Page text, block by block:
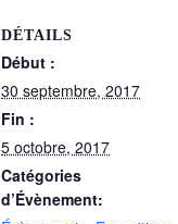
DÉTAILS
Début :
30 septembre, 2017
Fin :
5 octobre, 2017
Catégories
d’Évènement: